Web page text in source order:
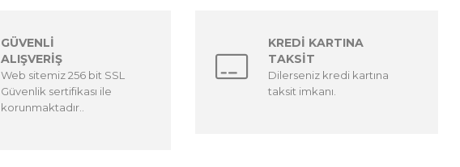
GÜVENLİ
ALIŞVERİŞ
Web sitemiz 256 bit SSL
Güvenlik sertifikası ile
korunmaktadır..
KREDİ KARTINA
TAKSİT
Dilerseniz kredi kartına
taksit imkanı.